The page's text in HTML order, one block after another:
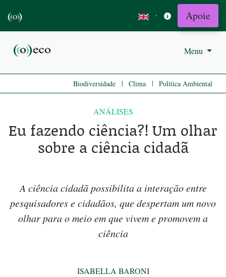
· Apoie
Menu
Biodiversidade | Clima | Politica Ambiental
ANÁLISES
Eu fazendo ciência?! Um olhar
sobre a ciência cidadã
A ciência cidadã possibilita a interação entre
pesquisadores e cidadãos, que despertam um novo
olhar para o meio em que vivem e promovem a
ciência
ISABELLA BARONI